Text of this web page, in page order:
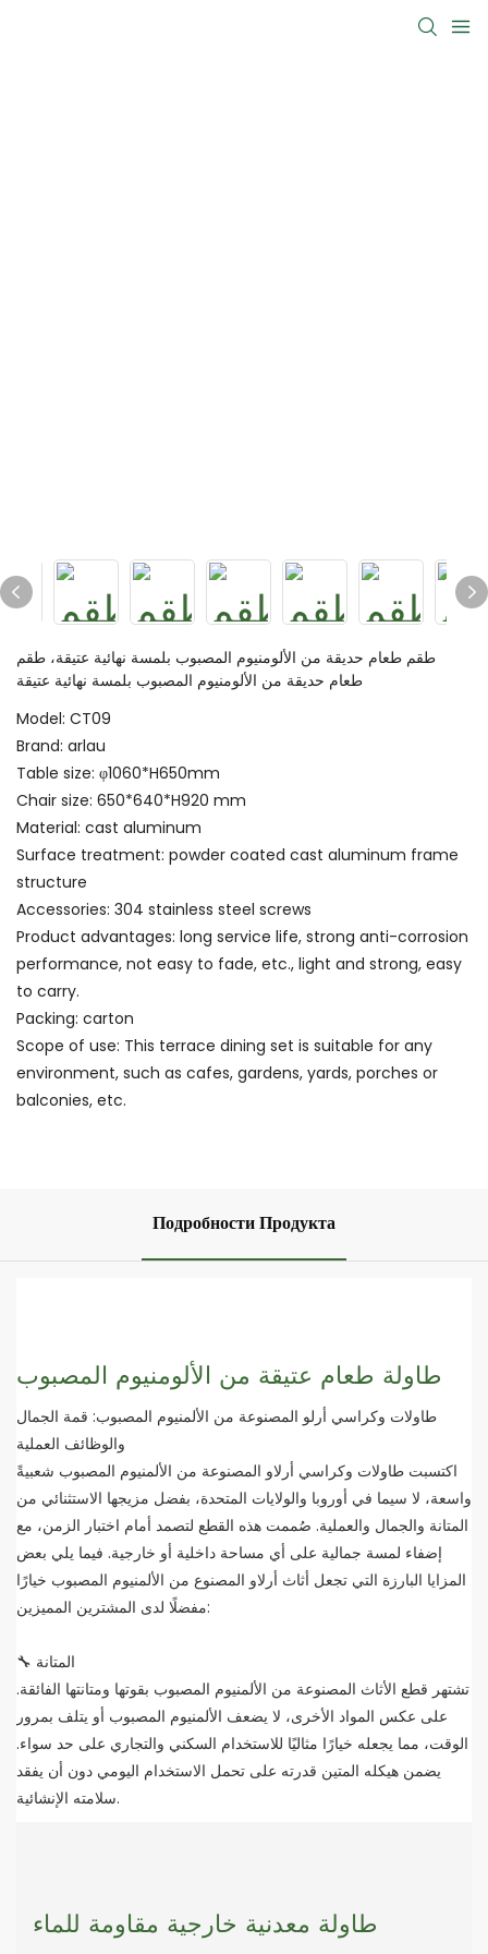
طقم طعام حديقة من الألومنيوم المصبوب بلمسة نهائية عتيقة، طقم
طعام حديقة من الألومنيوم المصبوب بلمسة نهائية عتيقة
Model: CT09
Brand: arlau
Table size: φ1060*H650mm
Chair size: 650*640*H920 mm
Material: cast aluminum
Surface treatment: powder coated cast aluminum frame
structure
Accessories: 304 stainless steel screws
Product advantages: long service life, strong anti-corrosion
performance, not easy to fade, etc., light and strong, easy
to carry.
Packing: carton
Scope of use: This terrace dining set is suitable for any
environment, such as cafes, gardens, yards, porches or
balconies, etc.
Подробности Продукта
طاولة طعام عتيقة من الألومنيوم المصبوب
طاولات وكراسي أرلو المصنوعة من الألمنيوم المصبوب: قمة الجمال
والوظائف العملية
اكتسبت طاولات وكراسي أرلاو المصنوعة من الألمنيوم المصبوب شعبيةً
واسعة، لا سيما في أوروبا والولايات المتحدة، بفضل مزيجها الاستثنائي من
المتانة والجمال والعملية. صُممت هذه القطع لتصمد أمام اختبار الزمن، مع
إضفاء لمسة جمالية على أي مساحة داخلية أو خارجية. فيما يلي بعض
المزايا البارزة التي تجعل أثاث أرلاو المصنوع من الألمنيوم المصبوب خيارًا
مفضلًا لدى المشترين المميزين:
🔧 المتانة
تشتهر قطع الأثاث المصنوعة من الألمنيوم المصبوب بقوتها ومتانتها الفائقة.
على عكس المواد الأخرى، لا يضعف الألمنيوم المصبوب أو يتلف بمرور
الوقت، مما يجعله خيارًا مثاليًا للاستخدام السكني والتجاري على حد سواء.
يضمن هيكله المتين قدرته على تحمل الاستخدام اليومي دون أن يفقد
سلامته الإنشائية.
طاولة معدنية خارجية مقاومة للماء